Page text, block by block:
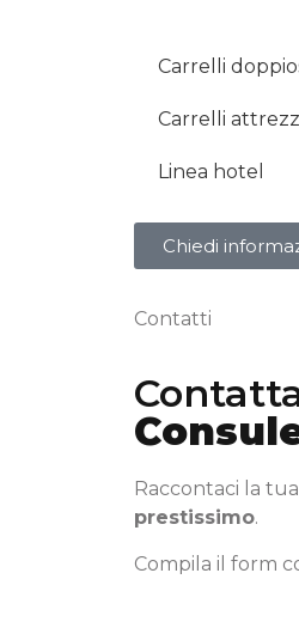
Carrelli
Carrelli
Linea hotel
Chiedi
Contatti
Raccontaci la
prestissimo.
Compila il form